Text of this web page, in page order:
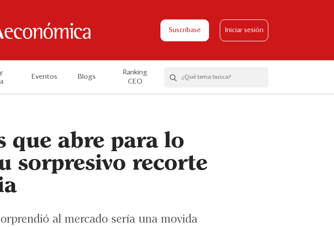
Suscríbase Iniciar sesión
Eventos Blogs
Ranking
CEO
que abre para lo
sorpresivo recorte
al mercado sería una movida